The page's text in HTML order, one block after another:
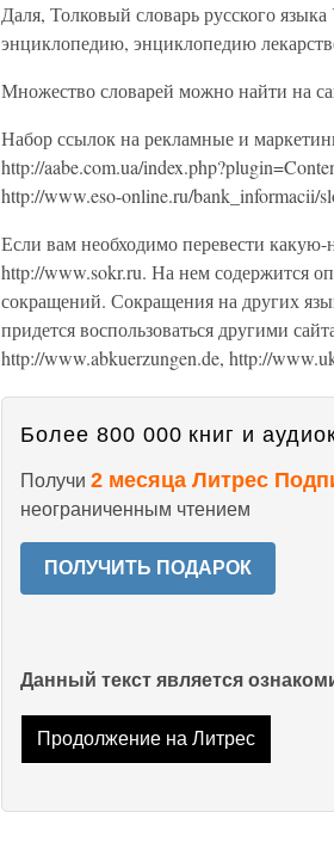
Даля, Толковый словарь русского
энциклопедию, энциклопедию
Множество словарей можно найти на
Набор ссылок на рекламные и
http://aabe.com.ua/
http://www.eso-online.ru/bank_informacii/
Если вам необходимо перевести какую-
http://www.sokr.ru. На нем содержится
сокращений. Сокращения на других
придется воспользоваться другими
http://www.abkuerzungen.de, http://
Более 800 000 книг и
Получи 2 месяца Литрес
неограниченным чтением
ПОЛУЧИТЬ ПОДАРОК
Данный текст является
Продолжение на Литрес